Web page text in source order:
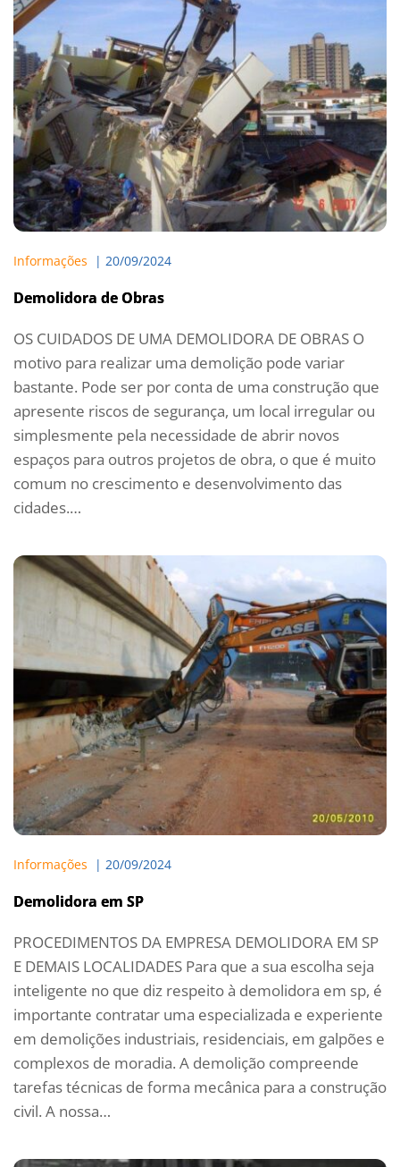
Informações
  |
20/09/2024
Demolidora de Obras
OS CUIDADOS DE UMA DEMOLIDORA DE OBRAS O
motivo para realizar uma demolição pode variar
bastante. Pode ser por conta de uma construção que
apresente riscos de segurança, um local irregular ou
simplesmente pela necessidade de abrir novos
espaços para outros projetos de obra, o que é muito
comum no crescimento e desenvolvimento das
cidades.…
Informações
  |
20/09/2024
Demolidora em SP
PROCEDIMENTOS DA EMPRESA DEMOLIDORA EM SP
E DEMAIS LOCALIDADES Para que a sua escolha seja
inteligente no que diz respeito à demolidora em sp, é
importante contratar uma especializada e experiente
em demolições industriais, residenciais, em galpões e
complexos de moradia. A demolição compreende
tarefas técnicas de forma mecânica para a construção
civil. A nossa…